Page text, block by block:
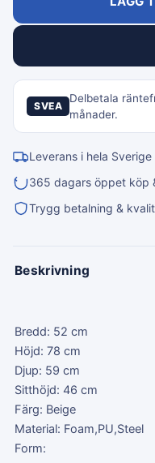
SVEA
Delbetala
månader.
Leverans i hela Sverige
365 dagars öppet köp
Trygg betalning &
Beskrivning
Bredd: 52 cm
Höjd: 78 cm
Djup: 59 cm
Sitthöjd: 46 cm
Färg: Beige
Material: Foam,PU,Steel
Form: